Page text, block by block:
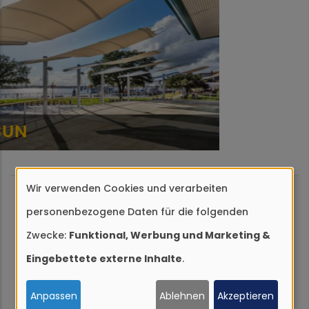
SQUARE4SUN - LINE
ANFRAGE & KONTAKT
Haben wir Ihr Interesse geweckt?
Dann rufen Sie uns an, besuchen Sie
Verwendung
von
personenbezogenen
Daten
und
Wir verwenden Cookies und verarbeiten
personenbezogene Daten für die folgenden
Zwecke: Funktional, Werbung und Marketing &
Eingebettete externe Inhalte.
Anpassen Ablehnen Akzeptieren